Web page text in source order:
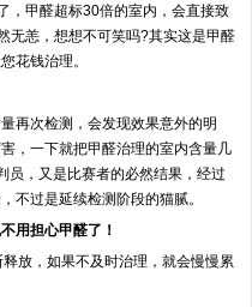
，甲醛超标30倍的室内，会直接致
无恙，想想不可笑吗?其实这是甲醛
花钱治理。
再次检测，会发现效果意外的明
，一下就把甲醛治理的室内含量几
员，又是比赛者的必然结果，经过
不过是延续检测阶段的猫腻。
用担心甲醛了！
放，如果不及时治理，就会慢慢累